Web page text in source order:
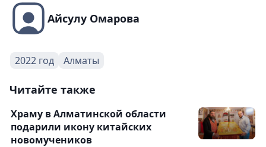
Айсулу Омарова
2022 год Алматы
Читайте также
Храму в Алматинской области
подарили икону китайских
новомучеников